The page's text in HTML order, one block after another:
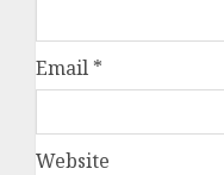
Email *
Website